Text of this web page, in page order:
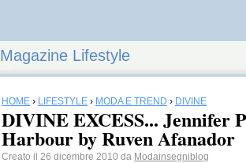
Magazine Lifestyle
HOME › LIFESTYLE › MODA E TREND › DIVINE
DIVINE EXCESS... Jennifer
Harbour by Ruven Afanador
Creato il 26 dicembre 2010 da Modainsegniblog